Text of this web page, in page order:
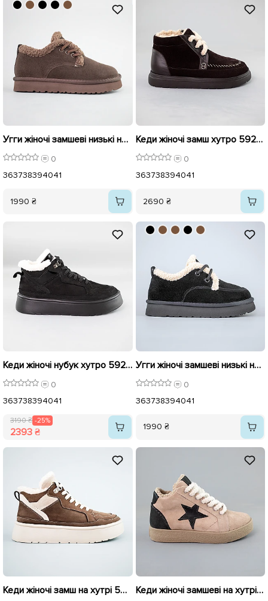
Угги жіночі замшеві низькі на хутрі 593255 Коричневі
0
363738394041
1990 ₴
Кеди жіночі замш хутро 592701 Коричневі
0
363738394041
2690 ₴
Кеди жіночі нубук хутро 592724 Чорні розпродаж
0
363738394041
3190 ₴ -25%
2393 ₴
Угги жіночі замшеві низькі на хутрі 593229 Чорні
0
363738394041
1990 ₴
Кеди жіночі замш на хутрі 592723 Шоколад розпродаж Кеди жіночі замшеві на хутрі 592698 Бежеві розпродаж